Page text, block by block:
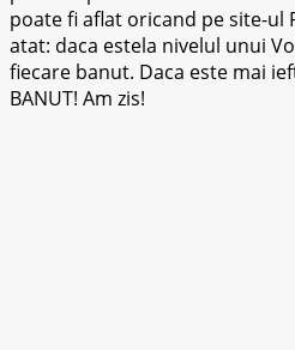
poate fi aflat oricand pe site-ul
atat: daca estela nivelul unui
fiecare banut. Daca este mai
BANUT! Am zis!